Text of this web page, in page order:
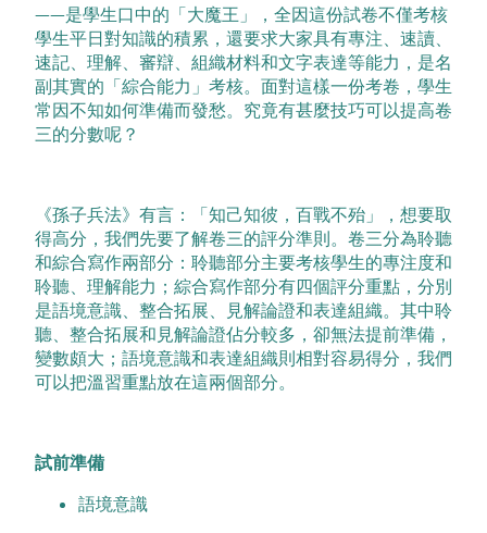
——是學生口中的「大魔王」，全因這份試卷不僅考核
學生平日對知識的積累，還要求大家具有專注、速讀、
速記、理解、審辯、組織材料和文字表達等能力，是名
副其實的「綜合能力」考核。面對這樣一份考卷，學生
常因不知如何準備而發愁。究竟有甚麼技巧可以提高卷
三的分數呢？
《孫子兵法》有言：「知己知彼，百戰不殆」，想要取
得高分，我們先要了解卷三的評分準則。卷三分為聆聽
和綜合寫作兩部分：聆聽部分主要考核學生的專注度和
聆聽、理解能力；綜合寫作部分有四個評分重點，分別
是語境意識、整合拓展、見解論證和表達組織。其中聆
聽、整合拓展和見解論證佔分較多，卻無法提前準備，
變數頗大；語境意識和表達組織則相對容易得分，我們
可以把溫習重點放在這兩個部分。
試前準備
語境意識